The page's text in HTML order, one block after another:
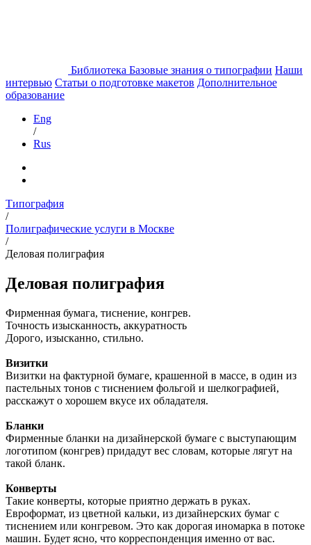
Библиотека Базовые знания о типографии Наши
интервью Статьи о подготовке макетов Дополнительное
образование
Eng
/
Rus
Типография
/
Полиграфические услуги в Москве
/
Деловая полиграфия
Деловая полиграфия
Фирменная бумага, тиснение, конгрев.
Точность изысканность, аккуратность
Дорого, изысканно, стильно.
Визитки
Визитки на фактурной бумаге, крашенной в массе, в один из
пастельных тонов с тиснением фольгой и шелкографией,
расскажут о хорошем вкусе их обладателя.
Бланки
Фирменные бланки на дизайнерской бумаге с выступающим
логотипом (конгрев) придадут вес словам, которые лягут на
такой бланк.
Конверты
Такие конверты, которые приятно держать в руках.
Евроформат, из цветной кальки, из дизайнерских бумаг с
тиснением или конгревом. Это как дорогая иномарка в потоке
машин. Будет ясно, что корреспонденция именно от вас.